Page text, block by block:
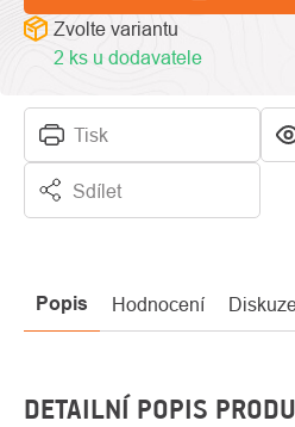
Tisk
Sdílet
Zvolte variantu
2 ks u dodavatele
Popis Hodnocení
DETAILNÍ POPIS